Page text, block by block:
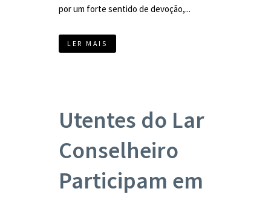
por um forte sentido de devoção,...
LER MAIS
Utentes do Lar
Conselheiro
Participam em